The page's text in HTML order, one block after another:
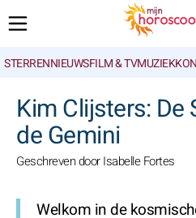
STERRENNIEUWSFILM & TVMUZIEK
Kim Clijsters: De
de Gemini
Geschreven door Isabelle Fortes
Welkom in de